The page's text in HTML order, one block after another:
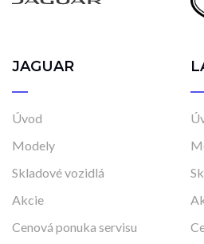
JAGUAR
Úvod
Modely
Skladové vozidlá
Akcie
Cenová ponuka servisu